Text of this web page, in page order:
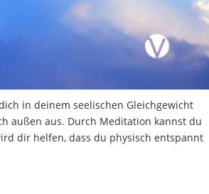
in deinem seelischen Gleichgewicht
außen aus. Durch Meditation kannst du
dir helfen, dass du physisch entspannt